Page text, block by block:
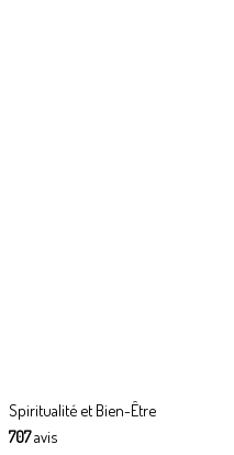
Spiritualité et Bien-Être
707avis